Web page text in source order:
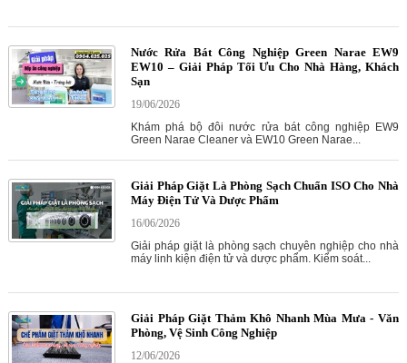
Nước Rửa Bát Công Nghiệp Green Narae EW9
EW10 – Giải Pháp Tối Ưu Cho Nhà Hàng, Khách
Sạn
19/06/2026
Khám phá bộ đôi nước rửa bát công nghiệp EW9
Green Narae Cleaner và EW10 Green Narae...
Giải Pháp Giặt Là Phòng Sạch Chuẩn ISO Cho Nhà
Máy Điện Tử Và Dược Phẩm
16/06/2026
Giải pháp giặt là phòng sạch chuyên nghiệp cho nhà
máy linh kiện điện tử và dược phẩm. Kiểm soát...
Giải Pháp Giặt Thảm Khô Nhanh Mùa Mưa - Văn
Phòng, Vệ Sinh Công Nghiệp
12/06/2026